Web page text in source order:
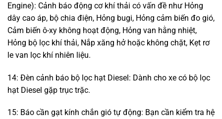
Engine): Cảnh báo động cơ khí thải có vấn đề như Hỏng
dây cao áp, bộ chia điện, Hỏng bugi, Hỏng cảm biến đo gió,
Cảm biến ô-xy không hoạt động, Hỏng van hằng nhiệt,
Hỏng bộ lọc khí thải, Nắp xăng hở hoặc không chặt, Kẹt rơ
le van lọc khí nhiên liệu.
14: Đèn cảnh báo bộ lọc hạt Diesel: Dành cho xe có bộ lọc
hạt Diesel gặp trục trặc.
15: Báo cần gạt kính chắn gió tự động: Bạn cần kiểm tra hệ